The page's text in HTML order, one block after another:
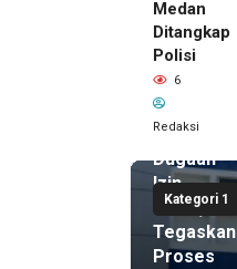
Medan
Ditangkap
Polisi
6
Redaksi
Kategori 1
Kepala
DPMPTSP
Deli
Serdang
Bantah
Terlibat
Dugaan
Izin
Palsu,
Tegaskan
Proses